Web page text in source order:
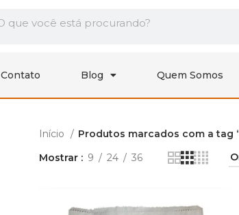
Contato Blog Quem Somos
Início
Produtos marcados com a tag
Mostrar
9 24 36